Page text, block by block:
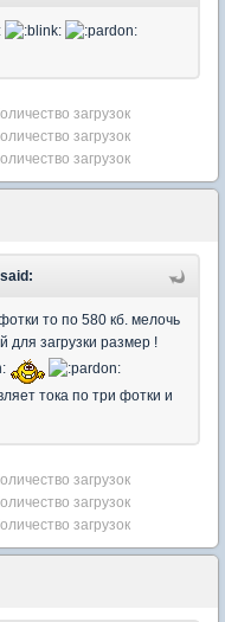
загрузок
загрузок
загрузок
то по 580 кб. мелочь
загрузки размер !
тока по три фотки и
загрузок
загрузок
загрузок